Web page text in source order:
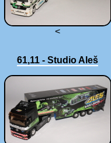
<
61,11 - Studio Aleš